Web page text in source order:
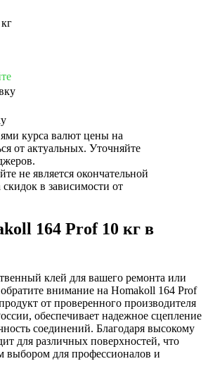
курса валют цены на
от актуальных. Уточняйте
не является окончательной
в зависимости от
164 Prof 10 кг в
клей для вашего ремонта или
внимание на Homakoll 164 Prof
от проверенного производителя
обеспечивает надежное сцепление
соединений. Благодаря высокому
для различных поверхностей, что
выбором для профессионалов и